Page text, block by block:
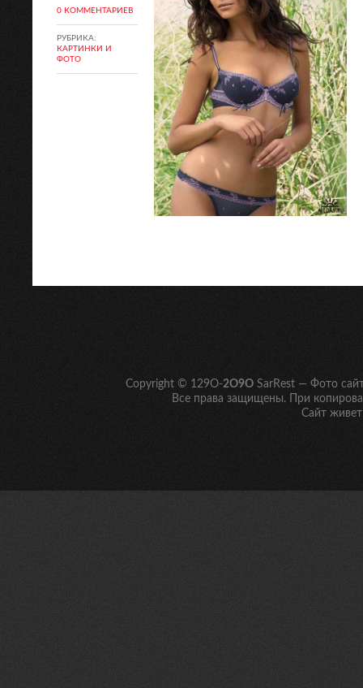
0 КОММЕНТАРИЕВ
РУБРИКА:
КАРТИНКИ И
ФОТО
Copyright © 129O-2O9O SarRest — Фото
Все права защищены. При
Сайт живет